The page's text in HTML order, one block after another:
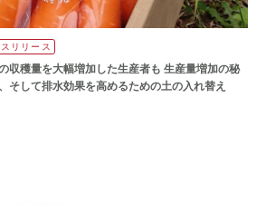
リリース
収穫量を大幅増加した生産者も 生産量増加の秘
そして排水効果を高めるための土の入れ替え